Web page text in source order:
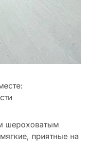
шероховатым
приятные на